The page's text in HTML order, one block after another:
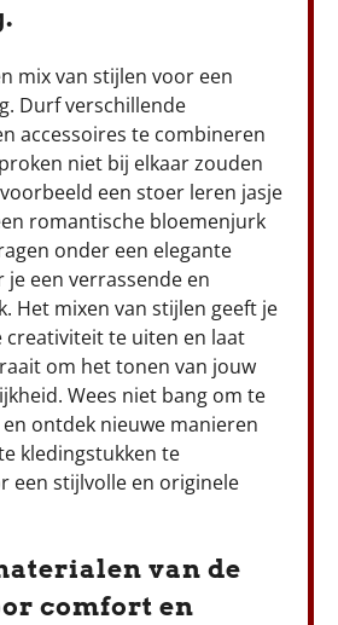
mix van stijlen voor een
Durf verschillende
accessoires te combineren
niet bij elkaar zouden
een stoer leren jasje
romantische bloemenjurk
onder een elegante
je een verrassende en
Het mixen van stijlen geeft je
creativiteit te uiten en laat
om het tonen van jouw
Wees niet bang om te
ontdek nieuwe manieren
kledingstukken te
een stijlvolle en originele
van de
comfort en